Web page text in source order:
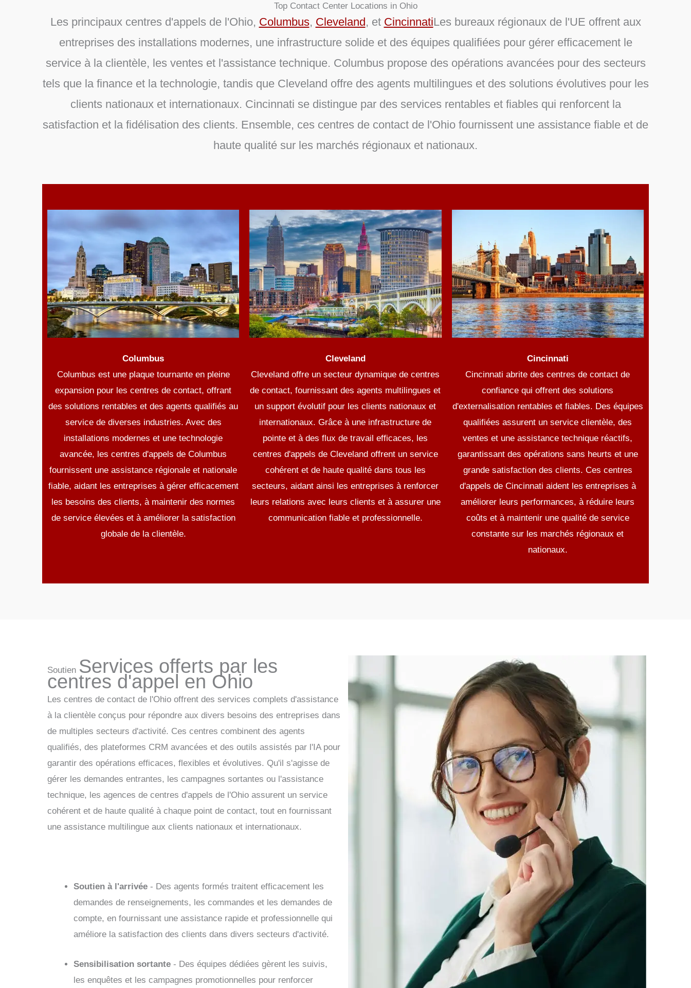
Top Contact Center Locations in Ohio
Les principaux centres d'appels de l'Ohio, Columbus, Cleveland, et CincinnatiLes bureaux régionaux de l'UE offrent aux
entreprises des installations modernes, une infrastructure solide et des équipes qualifiées pour gérer efficacement le
service à la clientèle, les ventes et l'assistance technique. Columbus propose des opérations avancées pour des secteurs
tels que la finance et la technologie, tandis que Cleveland offre des agents multilingues et des solutions évolutives pour les
clients nationaux et internationaux. Cincinnati se distingue par des services rentables et fiables qui renforcent la
satisfaction et la fidélisation des clients. Ensemble, ces centres de contact de l'Ohio fournissent une assistance fiable et de
haute qualité sur les marchés régionaux et nationaux.
Columbus
Columbus est une plaque tournante en pleine
expansion pour les centres de contact, offrant
des solutions rentables et des agents qualifiés au
service de diverses industries. Avec des
installations modernes et une technologie
avancée, les centres d'appels de Columbus
fournissent une assistance régionale et nationale
fiable, aidant les entreprises à gérer efficacement
les besoins des clients, à maintenir des normes
de service élevées et à améliorer la satisfaction
globale de la clientèle.
Cleveland
Cleveland offre un secteur dynamique de centres
de contact, fournissant des agents multilingues et
un support évolutif pour les clients nationaux et
internationaux. Grâce à une infrastructure de
pointe et à des flux de travail efficaces, les
centres d'appels de Cleveland offrent un service
cohérent et de haute qualité dans tous les
secteurs, aidant ainsi les entreprises à renforcer
leurs relations avec leurs clients et à assurer une
communication fiable et professionnelle.
Cincinnati
Cincinnati abrite des centres de contact de
confiance qui offrent des solutions
d'externalisation rentables et fiables. Des équipes
qualifiées assurent un service clientèle, des
ventes et une assistance technique réactifs,
garantissant des opérations sans heurts et une
grande satisfaction des clients. Ces centres
d'appels de Cincinnati aident les entreprises à
améliorer leurs performances, à réduire leurs
coûts et à maintenir une qualité de service
constante sur les marchés régionaux et
nationaux.
Soutien Services offerts par les
centres d'appel en Ohio
Les centres de contact de l'Ohio offrent des services complets d'assistance
à la clientèle conçus pour répondre aux divers besoins des entreprises dans
de multiples secteurs d'activité. Ces centres combinent des agents
qualifiés, des plateformes CRM avancées et des outils assistés par l'IA pour
garantir des opérations efficaces, flexibles et évolutives. Qu'il s'agisse de
gérer les demandes entrantes, les campagnes sortantes ou l'assistance
technique, les agences de centres d'appels de l'Ohio assurent un service
cohérent et de haute qualité à chaque point de contact, tout en fournissant
une assistance multilingue aux clients nationaux et internationaux.
Soutien à l'arrivée - Des agents formés traitent efficacement les
demandes de renseignements, les commandes et les demandes de
compte, en fournissant une assistance rapide et professionnelle qui
améliore la satisfaction des clients dans divers secteurs d'activité.
Sensibilisation sortante - Des équipes dédiées gèrent les suivis,
les enquêtes et les campagnes promotionnelles pour renforcer